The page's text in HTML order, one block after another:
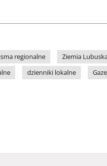
regionalne Ziemia
dzienniki lokalne